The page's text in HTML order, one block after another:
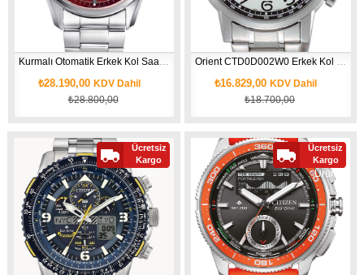
₺28.190,00 KDV Dahil
₺28.800,00
₺16.829,00KDV Dahil
₺18.700,00
Ücretsiz
Kargo
Yeni
Ürün
Ücretsiz
Kargo
Yeni
Ürün